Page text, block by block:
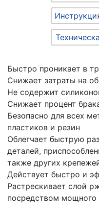
Быстро проникает в
Снижает затраты на
Не содержит
Снижает процент
Безопасно для всех
пластиков и резин
Облегчает быструю
деталей,
также других
Действует быстро и
Растрескивает слой
посредством мощного